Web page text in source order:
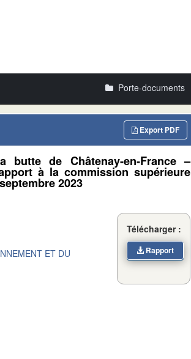
Porte-documents
Export PDF
butte de Châtenay-en-France –
à la commission supérieure
2023
ET DU
Télécharger :
Rapport